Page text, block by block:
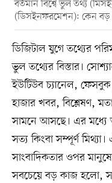
বর্তমান বিশ্বে ভুল তথ্য
(ডিসইনফরমেশন): কেন বড়
ডিজিটাল যুগে তথ্যের
ভুল তথ্যের বিস্তার।
ইউটিউব চ্যানেল, ফেসবুক
হাজার খবর, বিশ্লেষণ,
সামনে আসছে। এর মধ্যে
সত্য কিংবা সম্পূর্ণ
সাংবাদিকতার ওপর
সবচেয়ে বড় কাজ হলো,